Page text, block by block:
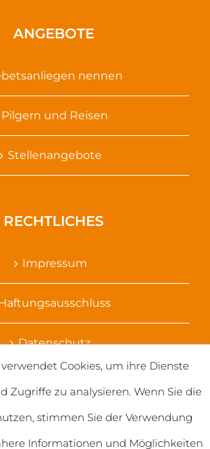
ANGEBOTE
nennen
Pilgern und Reisen
Stellenangebote
RECHTLICHES
Impressum
Datenschutz
Cookies, um ihre Dienste
Zugriffe zu analysieren. Wenn Sie die
stimmen Sie der Verwendung
Informationen und Möglichkeiten